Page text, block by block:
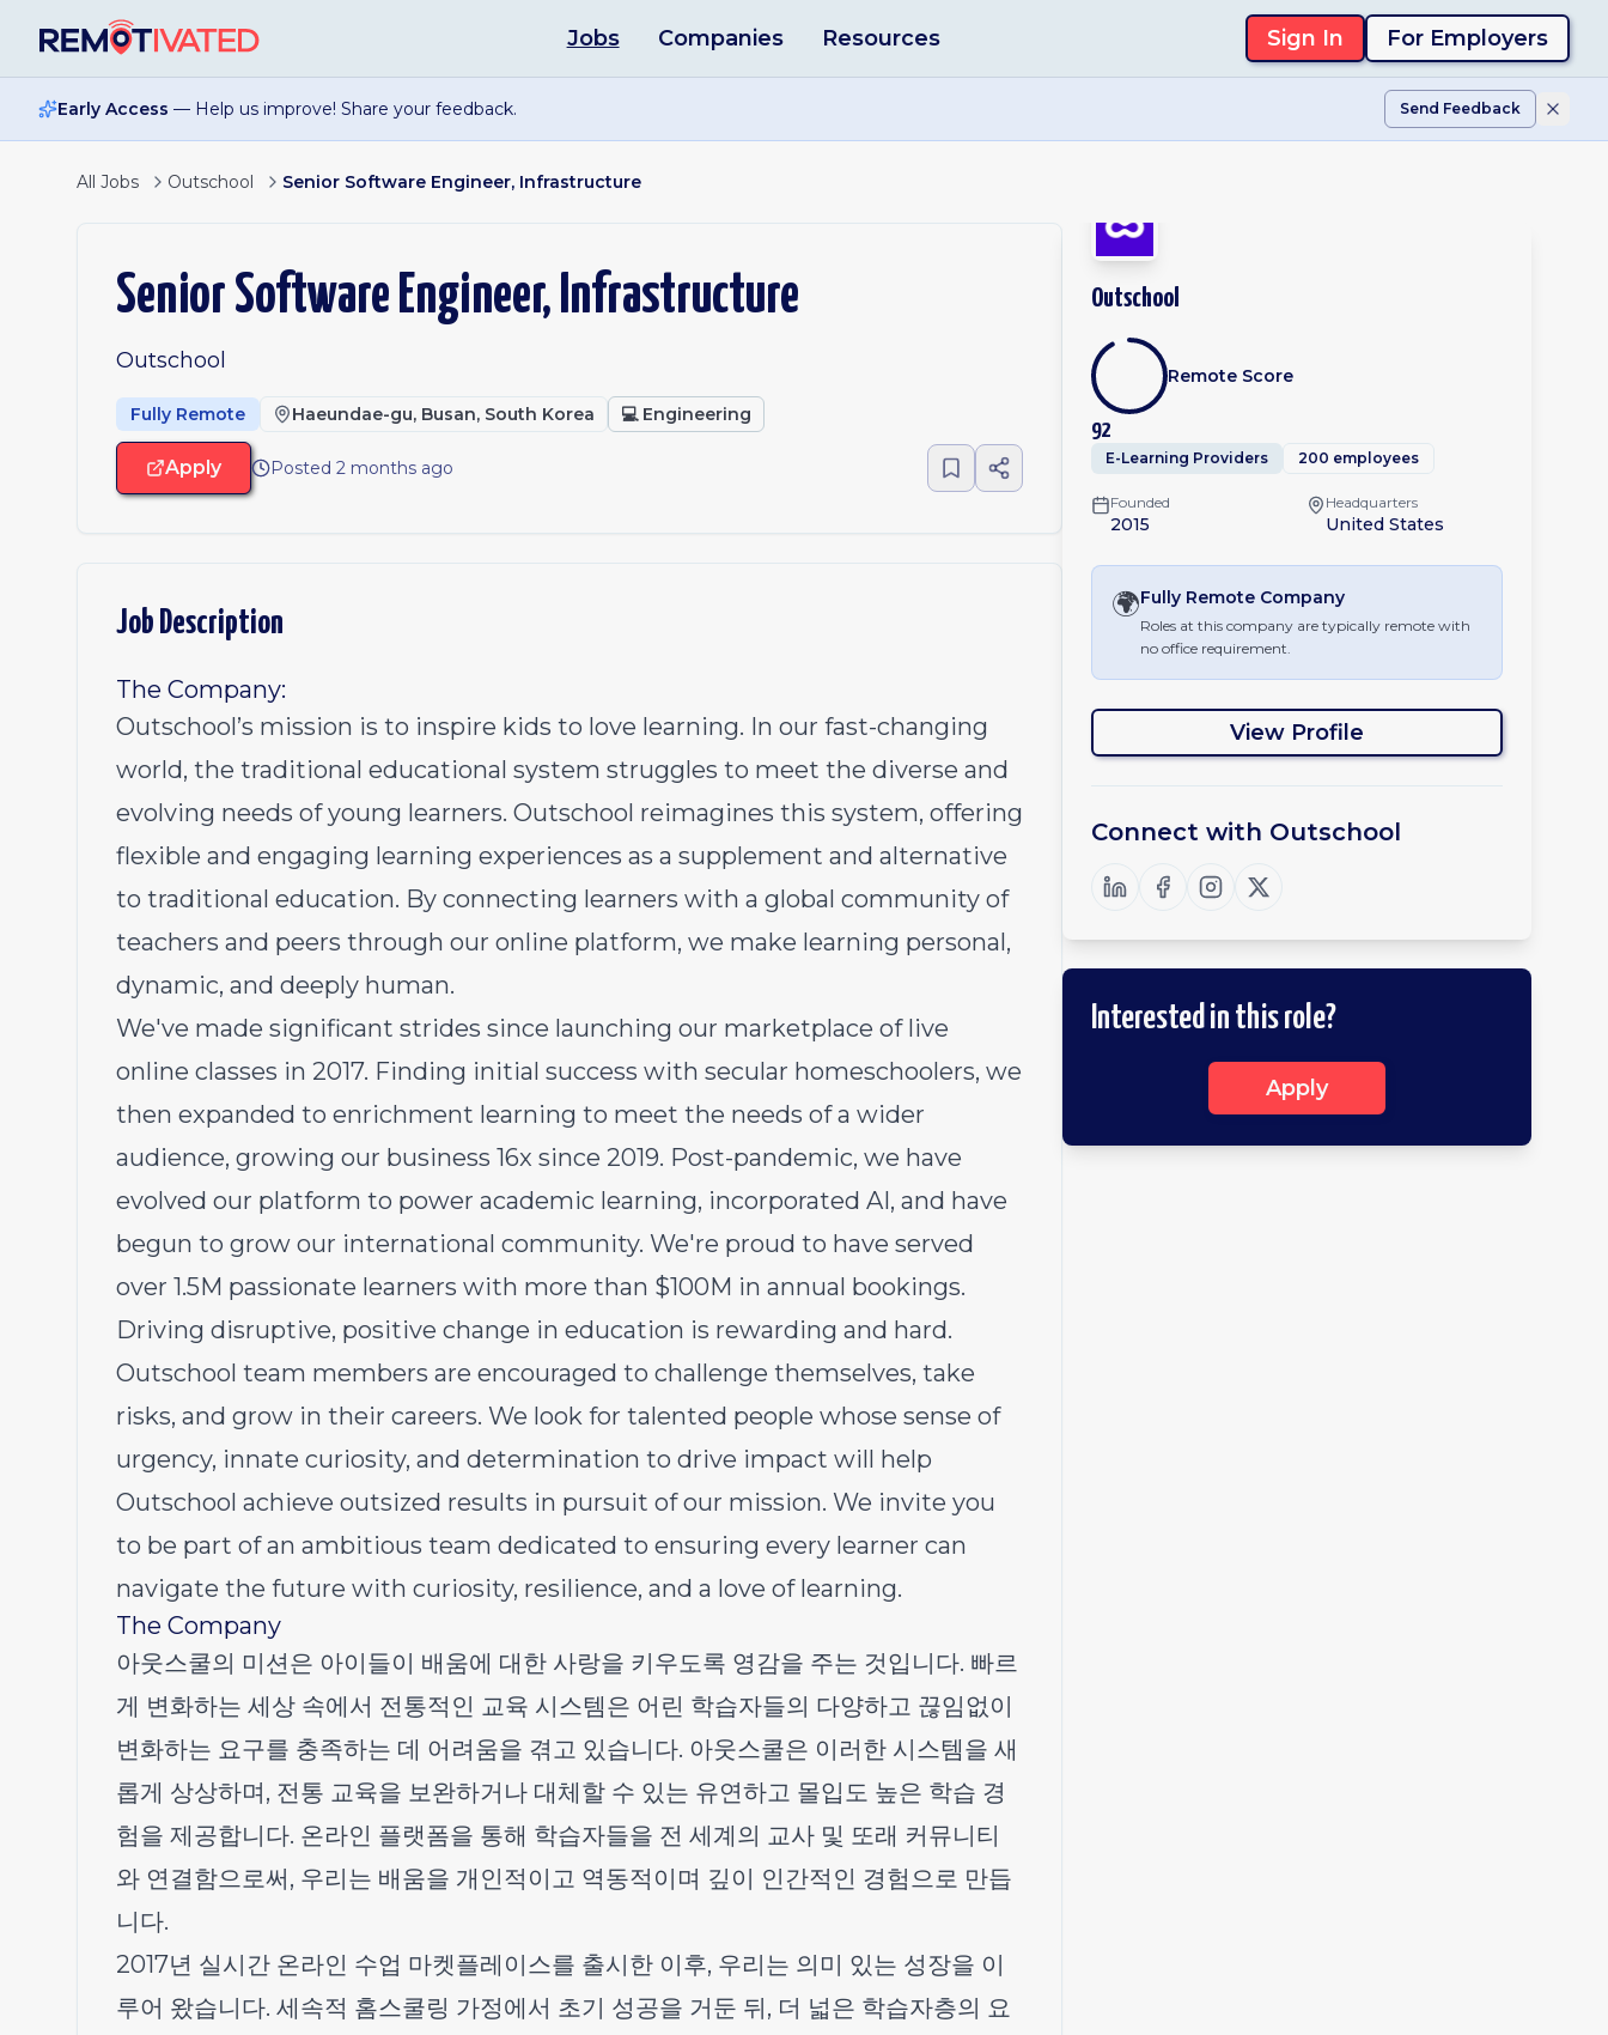
Jobs Companies Resources Sign In For Employers
Early Access — Help us improve! Share your feedback. Send Feedback
All Jobs Outschool Senior Software Engineer, Infrastructure
Senior Software Engineer, Infrastructure
Outschool
Fully Remote Haeundae-gu, Busan, South Korea 💻 Engineering
Apply Posted 2 months ago
Job Description
The Company:
Outschool’s mission is to inspire kids to love learning. In our fast-changing
world, the traditional educational system struggles to meet the diverse and
evolving needs of young learners. Outschool reimagines this system, offering
flexible and engaging learning experiences as a supplement and alternative
to traditional education. By connecting learners with a global community of
teachers and peers through our online platform, we make learning personal,
dynamic, and deeply human.
We've made significant strides since launching our marketplace of live
online classes in 2017. Finding initial success with secular homeschoolers, we
then expanded to enrichment learning to meet the needs of a wider
audience, growing our business 16x since 2019. Post-pandemic, we have
evolved our platform to power academic learning, incorporated AI, and have
begun to grow our international community. We're proud to have served
over 1.5M passionate learners with more than $100M in annual bookings.
Driving disruptive, positive change in education is rewarding and hard.
Outschool team members are encouraged to challenge themselves, take
risks, and grow in their careers. We look for talented people whose sense of
urgency, innate curiosity, and determination to drive impact will help
Outschool achieve outsized results in pursuit of our mission. We invite you
to be part of an ambitious team dedicated to ensuring every learner can
navigate the future with curiosity, resilience, and a love of learning.
The Company
아웃스쿨의 미션은 아이들이 배움에 대한 사랑을 키우도록 영감을 주는 것입니다. 빠르
게 변화하는 세상 속에서 전통적인 교육 시스템은 어린 학습자들의 다양하고 끊임없이
변화하는 요구를 충족하는 데 어려움을 겪고 있습니다. 아웃스쿨은 이러한 시스템을 새
롭게 상상하며, 전통 교육을 보완하거나 대체할 수 있는 유연하고 몰입도 높은 학습 경
험을 제공합니다. 온라인 플랫폼을 통해 학습자들을 전 세계의 교사 및 또래 커뮤니티
와 연결함으로써, 우리는 배움을 개인적이고 역동적이며 깊이 인간적인 경험으로 만듭
니다.
2017년 실시간 온라인 수업 마켓플레이스를 출시한 이후, 우리는 의미 있는 성장을 이
루어 왔습니다. 세속적 홈스쿨링 가정에서 초기 성공을 거둔 뒤, 더 넓은 학습자층의 요
Outschool
92
Remote Score
E-Learning Providers 200 employees
Founded
2015
Headquarters
United States
🌍Fully Remote Company
Roles at this company are typically remote with
no office requirement.
View Profile
Connect with Outschool
Interested in this role?
Apply